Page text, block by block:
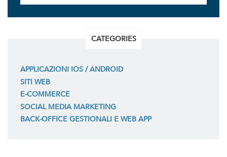
CATEGORIES
APPLICAZIONI IOS / ANDROID
SITI WEB
E-COMMERCE
SOCIAL MEDIA MARKETING
BACK-OFFICE GESTIONALI E WEB APP